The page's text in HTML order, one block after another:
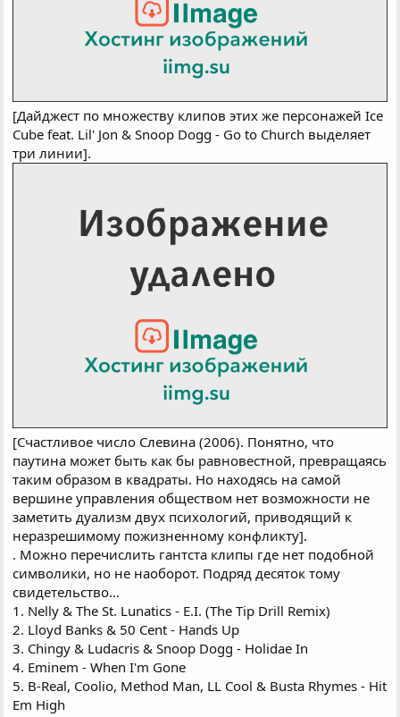
[Дайджест по множеству клипов этих же персонажей Ice
Cube feat. Lil' Jon & Snoop Dogg - Go to Church выделяет
три линии].
[Счастливое число Слевина (2006). Понятно, что
паутина может быть как бы равновестной, превращаясь
таким образом в квадраты. Но находясь на самой
вершине управления обществом нет возможности не
заметить дуализм двух психологий, приводящий к
неразрешимому пожизненному конфликту].
. Можно перечислить гантста клипы где нет подобной
символики, но не наоборот. Подряд десяток тому
свидетельство...
1. Nelly & The St. Lunatics - E.I. (The Tip Drill Remix)
2. Lloyd Banks & 50 Cent - Hands Up
3. Chingy & Ludacris & Snoop Dogg - Holidae In
4. Eminem - When I'm Gone
5. B-Real, Coolio, Method Man, LL Cool & Busta Rhymes - Hit
Em High